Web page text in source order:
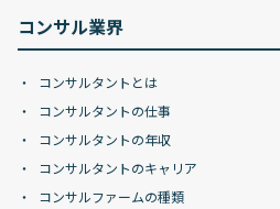
コンサル業界
コンサルタントとは
コンサルタントの仕事
コンサルタントの年収
コンサルタントのキャリア
コンサルファームの種類